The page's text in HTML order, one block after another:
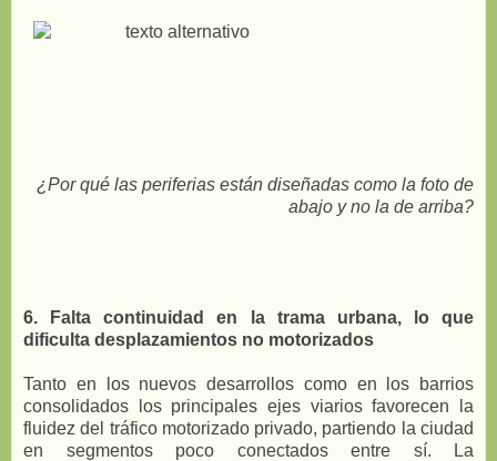
¿Por qué las periferias están diseñadas como la foto de
abajo y no la de arriba?
6. Falta continuidad en la trama urbana, lo que
dificulta desplazamientos no motorizados
Tanto en los nuevos desarrollos como en los barrios
consolidados los principales ejes viarios favorecen la
fluidez del tráfico motorizado privado, partiendo la ciudad
en segmentos poco conectados entre sí. La